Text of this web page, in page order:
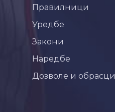
Правилници
Уредбе
Закони
Наредбе
Дозволе и обрасци